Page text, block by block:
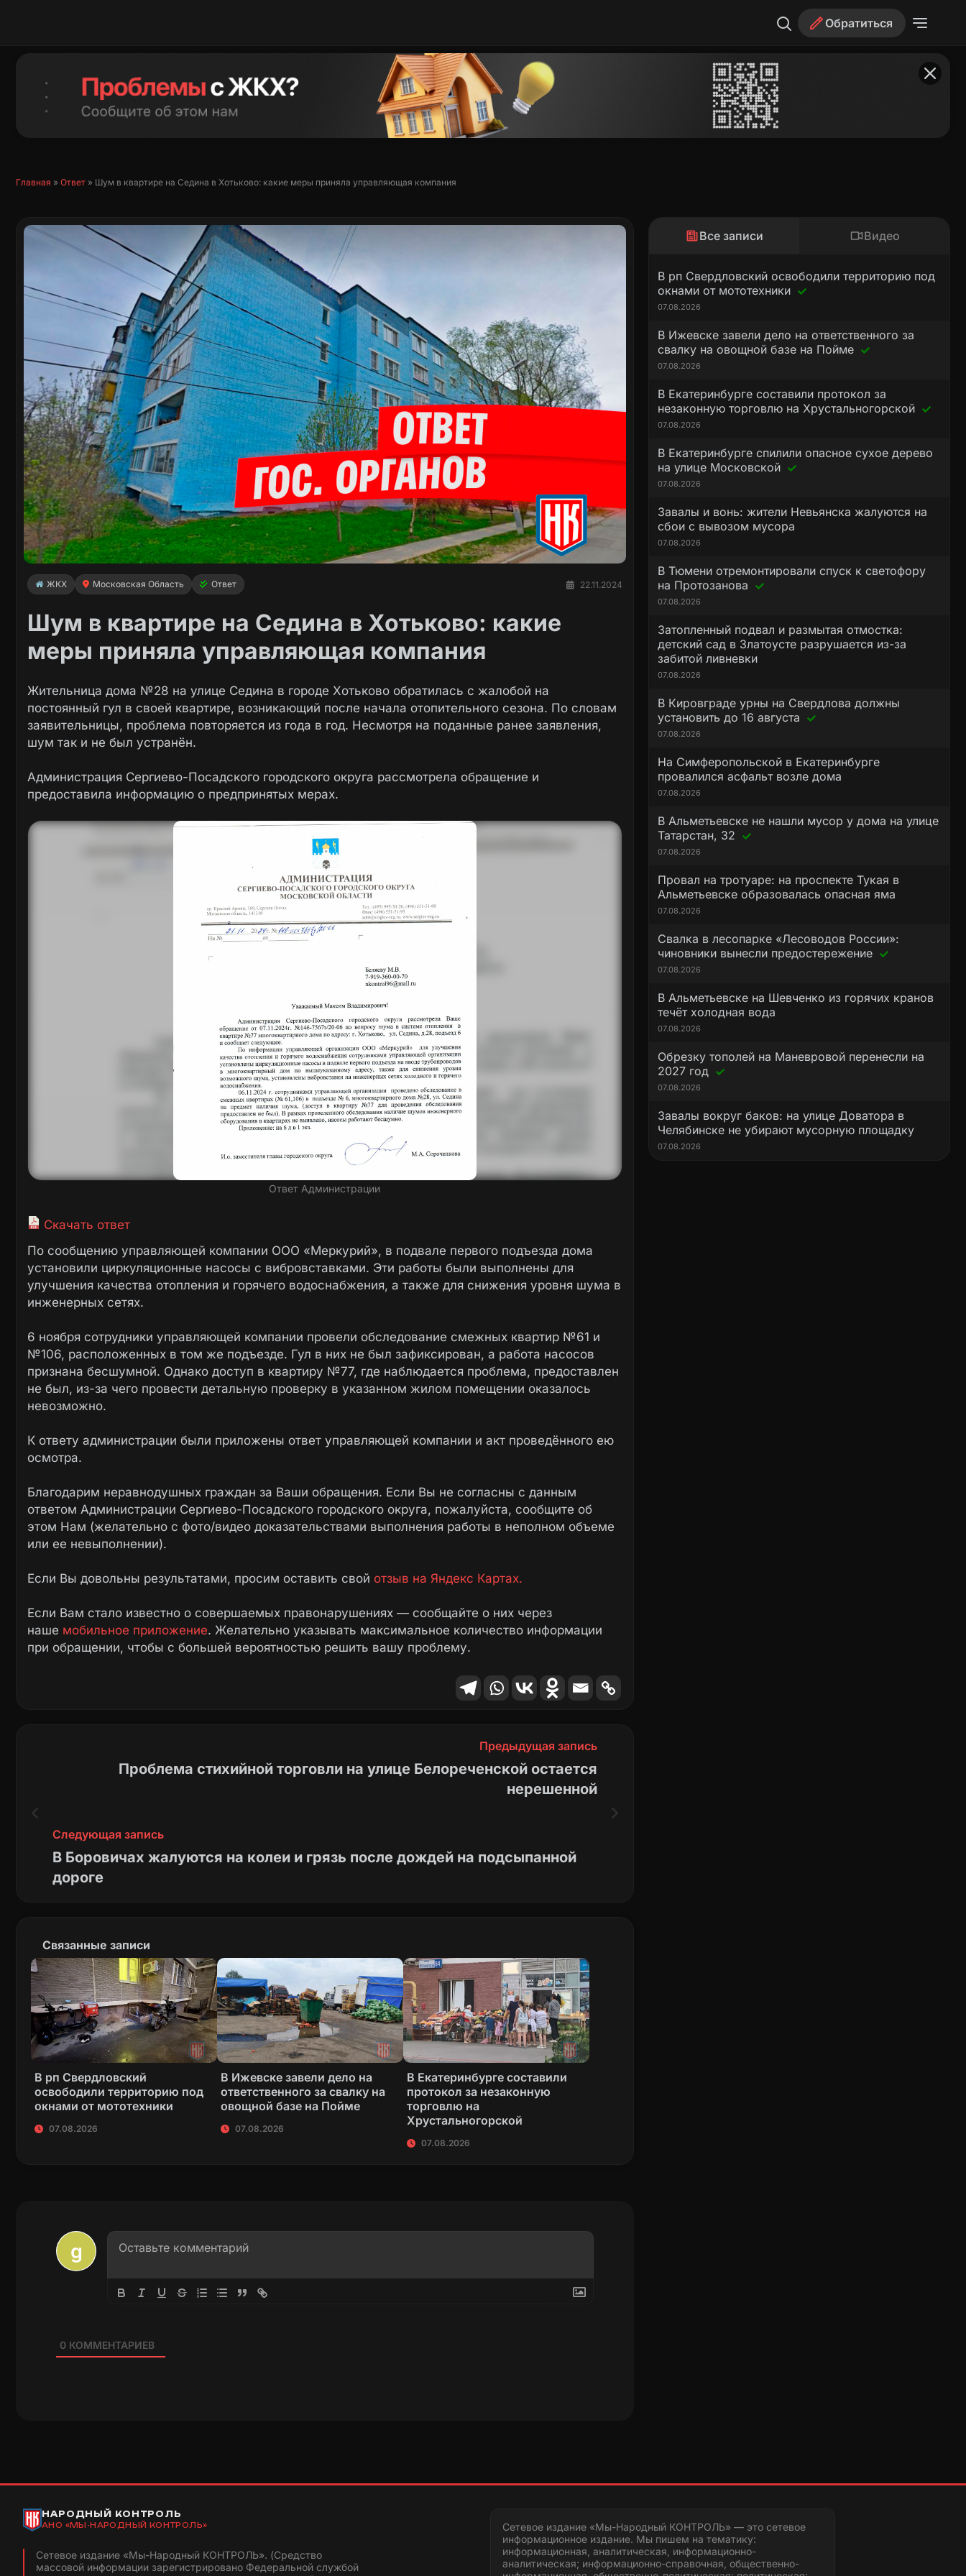
Обратиться
Главная » Ответ » Шум в квартире на Седина в Хотьково: какие меры приняла управляющая компания
ЖКХ Московская Область Ответ 22.11.2024
Шум в квартире на Седина в Хотьково: какие
меры приняла управляющая компания
Жительница дома №28 на улице Седина в городе Хотьково обратилась с жалобой на
постоянный гул в своей квартире, возникающий после начала отопительного сезона. По словам
заявительницы, проблема повторяется из года в год. Несмотря на поданные ранее заявления,
шум так и не был устранён.
Администрация Сергиево-Посадского городского округа рассмотрела обращение и
предоставила информацию о предпринятых мерах.
Ответ Администрации
Скачать ответ
По сообщению управляющей компании ООО «Меркурий», в подвале первого подъезда дома
установили циркуляционные насосы с вибровставками. Эти работы были выполнены для
улучшения качества отопления и горячего водоснабжения, а также для снижения уровня шума в
инженерных сетях.
6 ноября сотрудники управляющей компании провели обследование смежных квартир №61 и
№106, расположенных в том же подъезде. Гул в них не был зафиксирован, а работа насосов
признана бесшумной. Однако доступ в квартиру №77, где наблюдается проблема, предоставлен
не был, из-за чего провести детальную проверку в указанном жилом помещении оказалось
невозможно.
К ответу администрации были приложены ответ управляющей компании и акт проведённого ею
осмотра.
Благодарим неравнодушных граждан за Ваши обращения. Если Вы не согласны с данным
ответом Администрации Сергиево-Посадского городского округа, пожалуйста, сообщите об
этом Нам (желательно с фото/видео доказательствами выполнения работы в неполном объеме
или ее невыполнении).
Если Вы довольны результатами, просим оставить свой отзыв на Яндекс Картах.
Если Вам стало известно о совершаемых правонарушениях — сообщайте о них через
наше мобильное приложение. Желательно указывать максимальное количество информации
при обращении, чтобы с большей вероятностью решить вашу проблему.
Предыдущая запись
Проблема стихийной торговли на улице Белореченской остается
нерешенной
Следующая запись
В Боровичах жалуются на колеи и грязь после дождей на подсыпанной
дороге
Связанные записи
В рп Свердловский
освободили территорию под
окнами от мототехники
07.08.2026
В Ижевске завели дело на
ответственного за свалку на
овощной базе на Пойме
07.08.2026
В Екатеринбурге составили
протокол за незаконную
торговлю на
Хрустальногорской
07.08.2026
0КОММЕНТАРИЕВ
Все записи Видео
В рп Свердловский освободили территорию под
окнами от мототехники
07.08.2026
В Ижевске завели дело на ответственного за
свалку на овощной базе на Пойме
07.08.2026
В Екатеринбурге составили протокол за
незаконную торговлю на Хрустальногорской
07.08.2026
В Екатеринбурге спилили опасное сухое дерево
на улице Московской
07.08.2026
Завалы и вонь: жители Невьянска жалуются на
сбои с вывозом мусора
07.08.2026
В Тюмени отремонтировали спуск к светофору
на Протозанова
07.08.2026
Затопленный подвал и размытая отмостка:
детский сад в Златоусте разрушается из-за
забитой ливневки
07.08.2026
В Кировграде урны на Свердлова должны
установить до 16 августа
07.08.2026
На Симферопольской в Екатеринбурге
провалился асфальт возле дома
07.08.2026
В Альметьевске не нашли мусор у дома на улице
Татарстан, 32
07.08.2026
Провал на тротуаре: на проспекте Тукая в
Альметьевске образовалась опасная яма
07.08.2026
Свалка в лесопарке «Лесоводов России»:
чиновники вынесли предостережение
07.08.2026
В Альметьевске на Шевченко из горячих кранов
течёт холодная вода
07.08.2026
Обрезку тополей на Маневровой перенесли на
2027 год
07.08.2026
Завалы вокруг баков: на улице Доватора в
Челябинске не убирают мусорную площадку
07.08.2026
НАРОДНЫЙ КОНТРОЛЬ
АНО «МЫ-НАРОДНЫЙ КОНТРОЛЬ»
Сетевое издание «Мы-Народный КОНТРОЛЬ». (Средство
массовой информации зарегистрировано Федеральной службой
Сетевое издание «Мы-Народный КОНТРОЛЬ» — это сетевое
информационное издание. Мы пишем на тематику:
информационная, аналитическая, информационно-
аналитическая; информационно-справочная, общественно-